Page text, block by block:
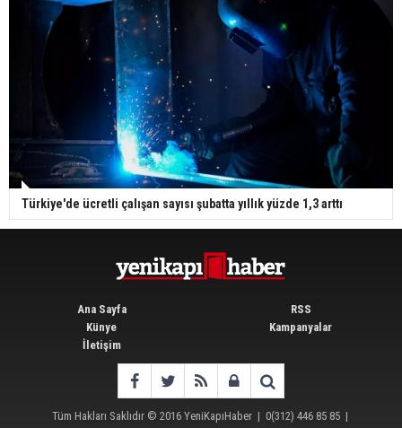
Türkiye'de ücretli çalışan sayısı şubatta yıllık yüzde 1,3 arttı
Ana Sayfa
Künye
İletişim
RSS
Kampanyalar
Tüm Hakları Saklıdır © 2016 YeniKapıHaber| 0(312) 446 85 85|